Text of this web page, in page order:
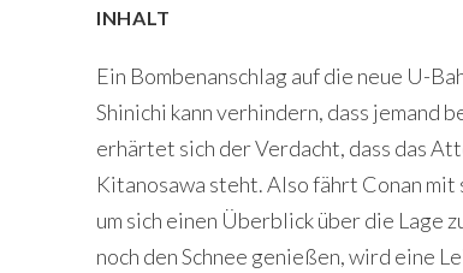
INHALT
Ein Bombenanschlag auf die neue U-
Shinichi kann verhindern, dass jemand
erhärtet sich der Verdacht, dass das
Kitanosawa steht. Also fährt Conan mit
um sich einen Überblick über die Lage
noch den Schnee genießen, wird eine